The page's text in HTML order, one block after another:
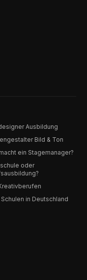
Ausbildung
Bild & Ton
ein Stagemanager?
oder
Schulen in Deutschland